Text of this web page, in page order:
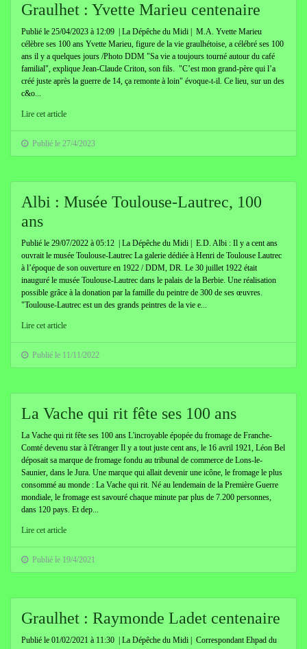
Graulhet : Yvette Marieu centenaire
Publié le 25/04/2023 à 12:09 | La Dépêche du Midi | M.A. Yvette Marieu
célèbre ses 100 ans Yvette Marieu, figure de la vie graulhétoise, a célébré ses 100
ans il y a quelques jours /Photo DDM "Sa vie a toujours tourné autour du café
familial", explique Jean-Claude Criton, son fils. "C’est mon grand-père qui l’a
créé juste après la guerre de 14, ça remonte à loin" évoque-t-il. Ce lieu, sur un des
c&o...
Lire cet article
Publié le 27/4/2023
Albi : Musée Toulouse-Lautrec, 100
ans
Publié le 29/07/2022 à 05:12 | La Dépêche du Midi | E.D. Albi : Il y a cent ans
ouvrait le musée Toulouse-Lautrec La galerie dédiée à Henri de Toulouse Lautrec
à l’époque de son ouverture en 1922 / DDM, DR. Le 30 juillet 1922 était
inauguré le musée Toulouse-Lautrec dans le palais de la Berbie. Une réalisation
possible grâce à la donation par la famille du peintre de 300 de ses œuvres.
"Toulouse-Lautrec est un des grands peintres de la vie e...
Lire cet article
Publié le 11/11/2022
La Vache qui rit fête ses 100 ans
La Vache qui rit fête ses 100 ans L'incroyable épopée du fromage de Franche-
Comté devenu star à l'étranger Il y a tout juste cent ans, le 16 avril 1921, Léon Bel
déposait sa marque de fromage fondu au tribunal de commerce de Lons-le-
Saunier, dans le Jura. Une marque qui allait devenir une icône, le fromage le plus
consommé au monde : La Vache qui rit. Né au lendemain de la Première Guerre
mondiale, le fromage est savouré chaque minute par plus de 7.200 personnes,
dans 120 pays. Et dep...
Lire cet article
Publié le 19/4/2021
Graulhet : Raymonde Ladet centenaire
Publié le 01/02/2021 à 11:30 | La Dépêche du Midi | Correspondant Ehpad du